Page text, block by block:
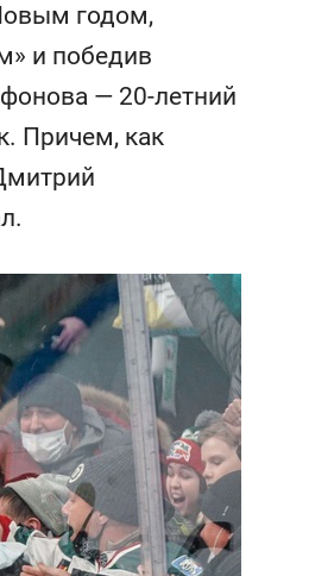
годом,
и победив
— 20-летний
Причем, как
Рекомендуем
Опыт выживания в дикой
состоянием как основа
антихрупких команд